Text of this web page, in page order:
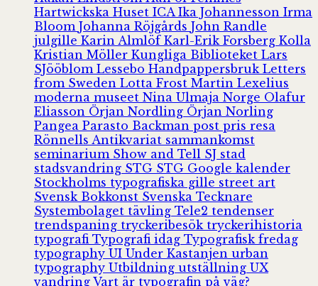
Hartwickska Huset ICA Ika Johannesson Irma
Bloom Johanna Röjgårds John Randle
julgille Karin Almlöf Karl-Erik Forsberg Kolla
Kristian Möller Kungliga Biblioteket Lars
SJööblom Lessebo Handpappersbruk Letters
from Sweden Lotta Frost Martin Lexelius
moderna museet Nina Ulmaja Norge Olafur
Eliasson Örjan Nordling Örjan Norling
Pangea Parasto Backman post pris resa
Rönnells Antikvariat sammankomst
seminarium Show and Tell SJ stad
stadsvandring STG STG Google kalender
Stockholms typografiska gille street art
Svensk Bokkonst Svenska Tecknare
Systembolaget tävling Tele2 tendenser
trendspaning tryckeribesök tryckerihistoria
typografi Typografi idag Typografisk fredag
typography UI Under Kastanjen urban
typography Utbildning utställning UX
vandring Vart är typografin på väg?